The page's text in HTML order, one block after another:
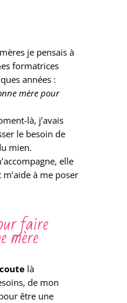
je pensais à
formatrices
années :
mère pour
là, j’avais
le besoin de
mien.
elle
à me poser
faire
mère
là
de mon
être une